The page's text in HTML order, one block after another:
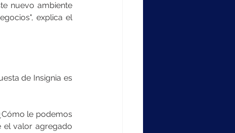
nuevo ambiente
explica el
de Insignia es
le podemos
el valor agregado